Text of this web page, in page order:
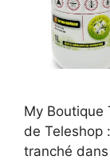
My Boutique
de Teleshop
tranché